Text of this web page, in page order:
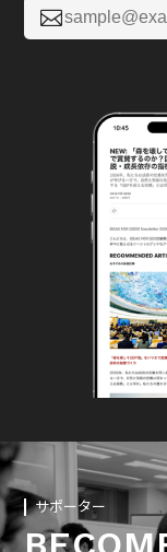

サポーター